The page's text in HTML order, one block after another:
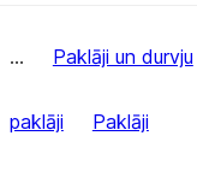
... Paklāji un durvju
paklāji Paklāji